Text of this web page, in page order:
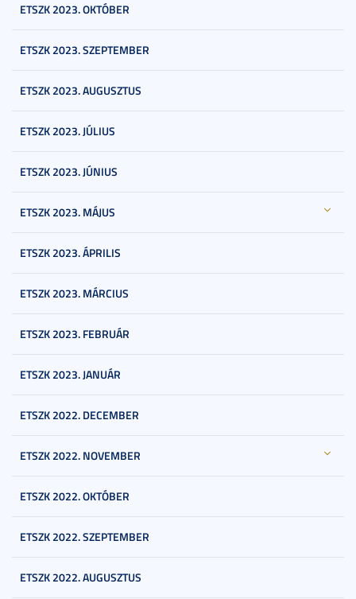
ETSZK 2023. OKTÓBER
ETSZK 2023. SZEPTEMBER
ETSZK 2023. AUGUSZTUS
ETSZK 2023. JÚLIUS
ETSZK 2023. JÚNIUS
ETSZK 2023. MÁJUS
ETSZK 2023. ÁPRILIS
ETSZK 2023. MÁRCIUS
ETSZK 2023. FEBRUÁR
ETSZK 2023. JANUÁR
ETSZK 2022. DECEMBER
ETSZK 2022. NOVEMBER
ETSZK 2022. OKTÓBER
ETSZK 2022. SZEPTEMBER
ETSZK 2022. AUGUSZTUS